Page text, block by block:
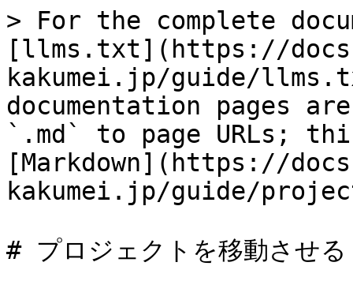
> For the complete
[llms.txt](https://
kakumei.jp/guide/
documentation pages
`.md` to page URLs;
[Markdown](https://
kakumei.jp/guide/
# プロジェクトを移動させる